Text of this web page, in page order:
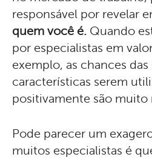
responsável por revelar
quem você é. Quando
por especialistas em
exemplo, as chances
características serem
positivamente são muito
Pode parecer um
muitos especialistas é